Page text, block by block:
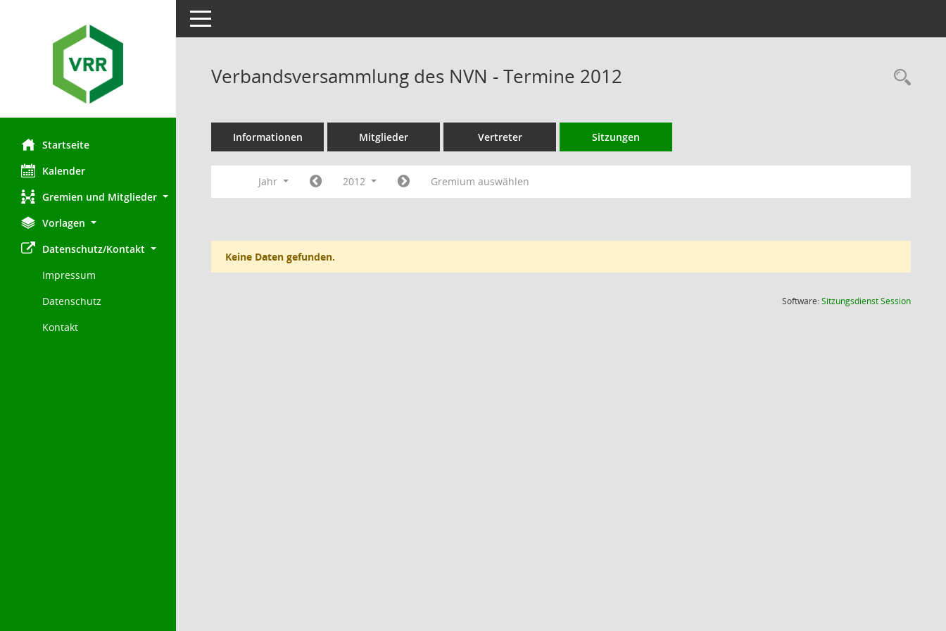
Startseite
Kalender
Gremien und Mitglieder
Vorlagen
Datenschutz/Kontakt
Impressum
Datenschutz
Kontakt
Toggle navigation
Verbandsversammlung des NVN - Termine 2012
Informationen Mitglieder Vertreter Sitzungen
Jahr 2012 Gremium auswählen
Keine Daten gefunden.
Software:SitzungsdienstSession(Wird in